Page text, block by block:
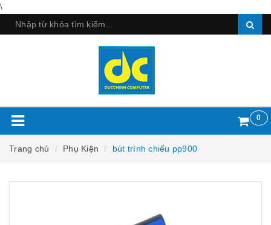
\
0
Trang chủ Phụ Kiện bút trình chiếu pp900